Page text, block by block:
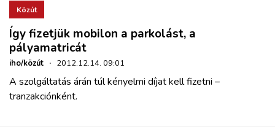
Közút
Így fizetjük mobilon a parkolást, a
pályamatricát
iho/közút · 2012.12.14. 09:01
A szolgáltatás árán túl kényelmi díjat kell fizetni –
tranzakciónként.